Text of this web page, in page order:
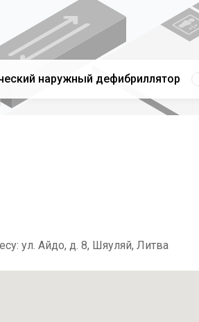
наружный дефибриллятор
ул. Айдо, д. 8, Шяуляй, Литва